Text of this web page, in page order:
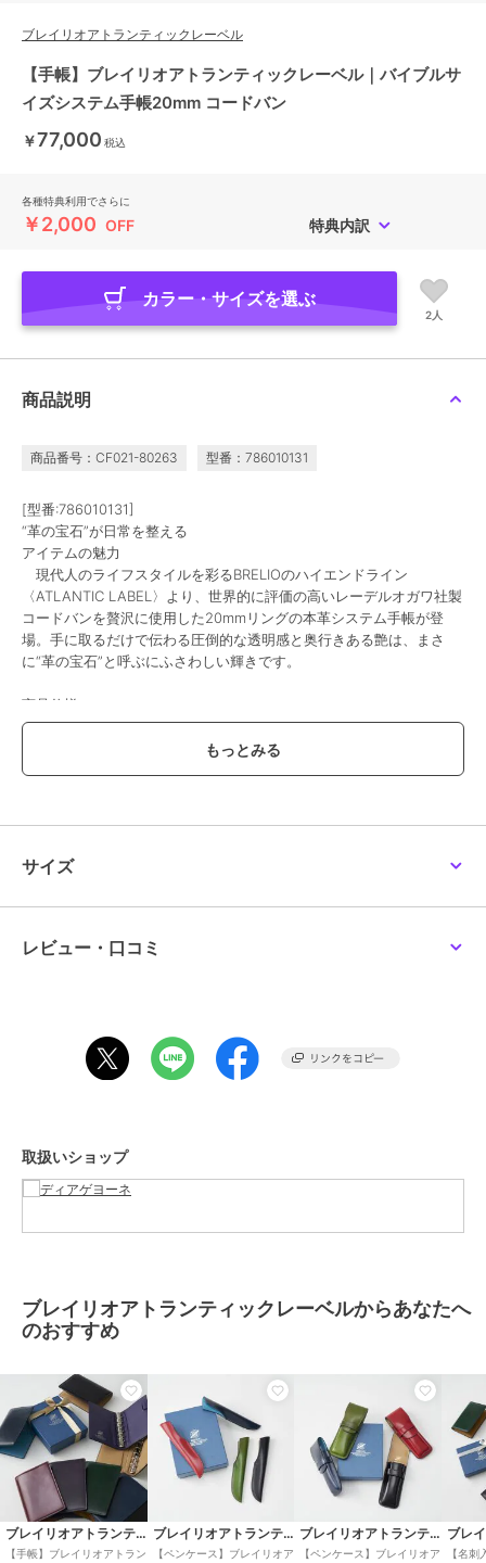
ブレイリオアトランティックレーベル
【手帳】ブレイリオアトランティックレーベル｜バイブルサ
イズシステム手帳20mm コードバン
￥77,000 税込
各種特典利用でさらに
￥2,000 OFF 特典内訳
カラー・サイズを選ぶ
2人
商品説明
商品番号：CF021-80263 型番：786010131
[型番:786010131]
“革の宝石”が日常を整える
アイテムの魅力
現代人のライフスタイルを彩るBRELIOのハイエンドライン
〈ATLANTIC LABEL〉より、世界的に評価の高いレーデルオガワ社製
コードバンを贅沢に使用した20mmリングの本革システム手帳が登
場。手に取るだけで伝わる圧倒的な透明感と奥行きある艶は、まさ
に“革の宝石”と呼ぶにふさわしい輝きです。
商品仕様
サイズ：約 12.3 × 19.5 cm（バイブルサイズ／リング径 20mm）
素材：馬革（レーデルオガワ社製コードバン／新喜皮革原皮）
仕様：BRELIO ATLANTIC LABEL限定仕様／純正BOX付属／無料ギフ
トラッピング対応
「コードバンのブレイリオ」と称されるBRELIOは、アニリン染めコ
込むほどに深まる艶をお楽しみいただけます。
なライン。素材・設計・縫製に至るまで妥協のないものづくりが貫か
れています。性別や世代を問わず、日常に上質を求めるすべての人
ブランド
ブレイリオアトランティックレー
ベル
商品カテゴリ
ステーショナリー・バラエティ雑
貨 ／ステーショナリー
性別タイプ
メンズ
ステーショナリー・バラエティ雑
／ステーショナリー
ステーショナリー・バラエティ雑
貨 ／ステーショナリー
サイズ
レビュー・口コミ
取扱いショップ
ブレイリオアトランティックレーベルからあなたへ
のおすすめ
ブレイリオアトランティックレーベル
【手帳】ブレイリオアトラン
ブレイリオアトランティックレーベル
【ペンケース】ブレイリオア
ブレイリオアトランティックレーベル
【ペンケース】ブレイリオア
【名